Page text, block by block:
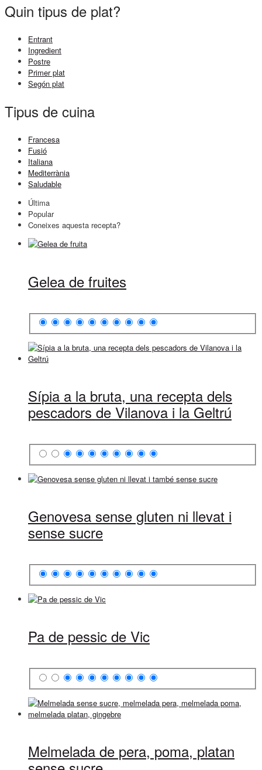
Quin tipus de plat?
Entrant
Ingredient
Postre
Primer plat
Segón plat
Tipus de cuina
Francesa
Fusió
Italiana
Mediterrània
Saludable
Última
Popular
Coneixes aquesta recepta?
Gelea de fruites
Sípia a la bruta, una recepta dels
pescadors de Vilanova i la Geltrú
Genovesa sense gluten ni llevat i
sense sucre
Pa de pessic de Vic
Melmelada de pera, poma, platan